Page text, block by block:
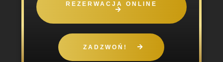
REZERWACJA ONLINE
ZADZWOŃ!